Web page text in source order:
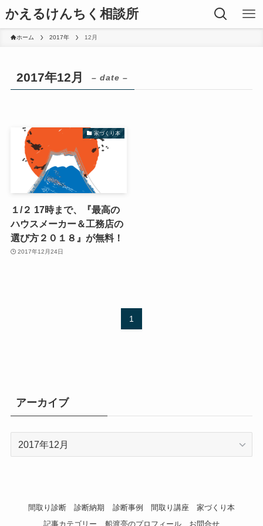
かえるけんちく相談所
ホーム 2017年 12月
2017年12月 – date –
家づくり本
１/２ 17時まで、『最高の
ハウスメーカー＆工務店の
選び方２０１８』が無料！
2017年12月24日
1
アーカイブ
間取り診断 診断納期 診断事例 間取り講座
家づくり本
記事カテゴリー
船渡亮のプロフィール お問合せ